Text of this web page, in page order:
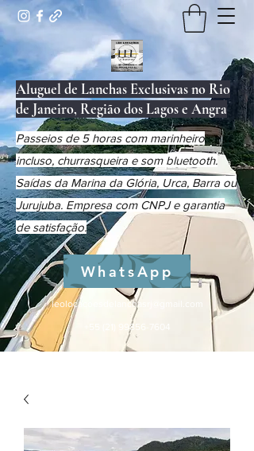
Aluguel de Lanchas Exclusivas no Rio
de Janeiro, Região dos Lagos e Angra
Passeios de 5 horas com marinheiro
incluso, churrasqueira e som bluetooth.
Saídas da Marina da Glória, Urca, Barra ou
Jurujuba. Empresa com CNPJ e garantia
de satisfação.
WhatsApp
leolocacoesdelanchasrj@gmail.com
+55 (21) 99856-7604